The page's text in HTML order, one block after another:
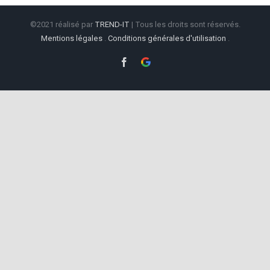
©2021 réalisé par TREND-IT | Tous les droits sont réservés.
Mentions légales. Conditions générales d'utilisation .
Facebook
Google